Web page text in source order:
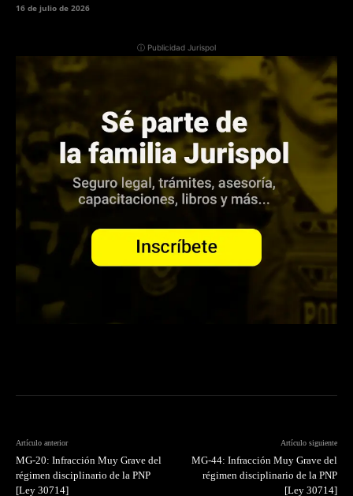
16 de julio de 2026
ⓘ Publicidad Jurispol
Artículo anterior
MG-20: Infracción Muy Grave del
régimen disciplinario de la PNP
[Ley 30714]
Artículo siguiente
MG-44: Infracción Muy Grave del
régimen disciplinario de la PNP
[Ley 30714]